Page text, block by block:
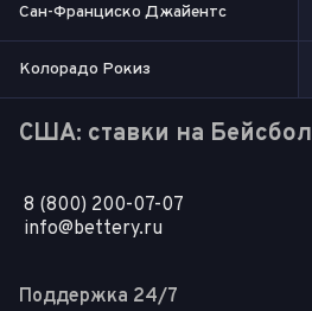
Сан-Франциско Джайентс
Колорадо Рокиз
США: ставки на Бейсбол
8 (800) 200-07-07
info@bettery.ru
Поддержка 24/7